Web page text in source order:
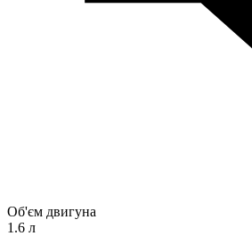
Об'єм двигуна
1.6 л